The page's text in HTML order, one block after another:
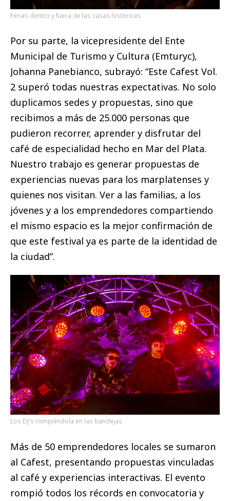
Ferias dentro y fuera de las casas históricas.
Por su parte, la vicepresidente del Ente
Municipal de Turismo y Cultura (Emturyc),
Johanna Panebianco, subrayó: “Este Cafest Vol.
2 superó todas nuestras expectativas. No solo
duplicamos sedes y propuestas, sino que
recibimos a más de 25.000 personas que
pudieron recorrer, aprender y disfrutar del
café de especialidad hecho en Mar del Plata.
Nuestro trabajo es generar propuestas de
experiencias nuevas para los marplatenses y
quienes nos visitan. Ver a las familias, a los
jóvenes y a los emprendedores compartiendo
el mismo espacio es la mejor confirmación de
que este festival ya es parte de la identidad de
la ciudad”.
Los DJ's rompiéndola en las bandejas.
Más de 50 emprendedores locales se sumaron
al Cafest, presentando propuestas vinculadas
al café y experiencias interactivas. El evento
rompió todos los récords en convocatoria y